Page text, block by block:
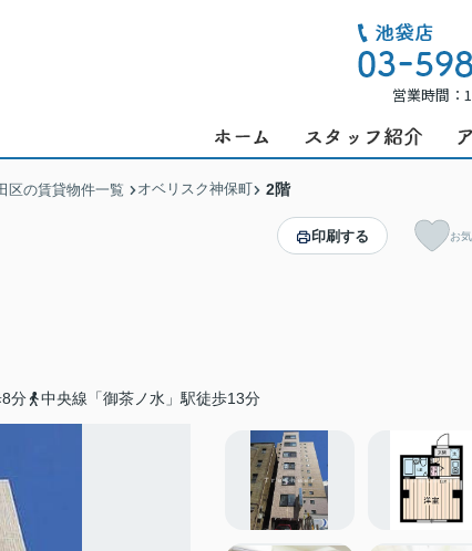
営業時間
区の賃貸物件一覧 オベリスク神保町 2階
分 中央線「御茶ノ水」駅徒歩13分
印刷する お